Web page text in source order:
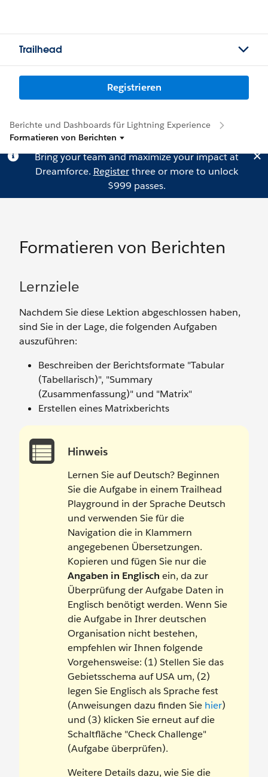
Trailhead
Registrieren
Berichte und Dashboards für Lightning Experience
Formatieren von Berichten
Bring your team and maximize your impact at
Dreamforce. Registerthree or more to unlock
$999 passes.
Formatieren von Berichten
Lernziele
Nachdem Sie diese Lektion abgeschlossen haben,
sind Sie in der Lage, die folgenden Aufgaben
auszuführen:
Beschreiben der Berichtsformate "Tabular
(Tabellarisch)", "Summary
(Zusammenfassung)" und "Matrix"
Erstellen eines Matrixberichts
Hinweis
Lernen Sie auf Deutsch? Beginnen
Sie die Aufgabe in einem Trailhead
Playground in der Sprache Deutsch
und verwenden Sie für die
Navigation die in Klammern
angegebenen Übersetzungen.
Kopieren und fügen Sie nur die
Angaben in Englisch ein, da zur
Überprüfung der Aufgabe Daten in
Englisch benötigt werden. Wenn Sie
die Aufgabe in Ihrer deutschen
Organisation nicht bestehen,
empfehlen wir Ihnen folgende
Vorgehensweise: (1) Stellen Sie das
Gebietsschema auf USA um, (2)
legen Sie Englisch als Sprache fest
(Anweisungen dazu finden Sie hier)
und (3) klicken Sie erneut auf die
Schaltfläche "Check Challenge"
(Aufgabe überprüfen).
Weitere Details dazu, wie Sie die